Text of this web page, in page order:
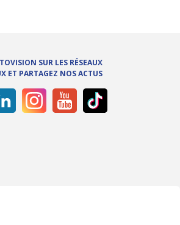
SUR LES RÉSEAUX
ET PARTAGEZ NOS ACTUS